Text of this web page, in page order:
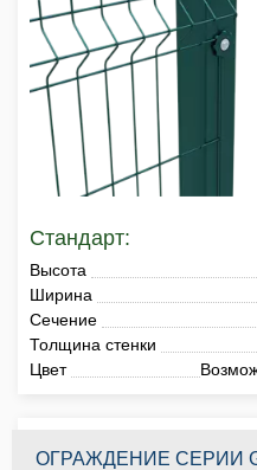
Стандарт:
Высота
Ширина
Сечение
Толщина стенки
Цвет
ОГРАЖДЕНИЕ СЕРИИ